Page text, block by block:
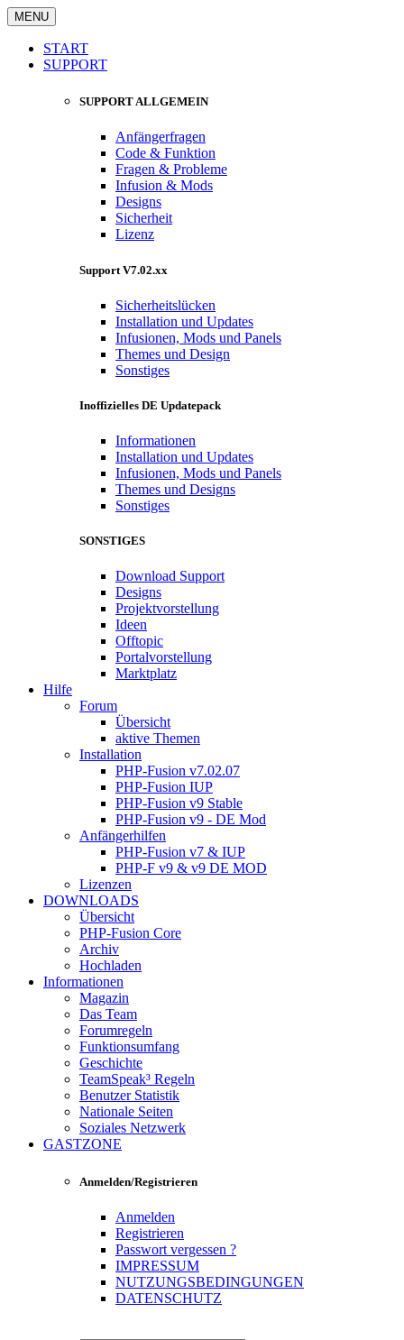
MENU
START
SUPPORT
SUPPORT ALLGEMEIN
Anfängerfragen
Code & Funktion
Fragen & Probleme
Infusion & Mods
Designs
Sicherheit
Lizenz
Support V7.02.xx
Sicherheitslücken
Installation und Updates
Infusionen, Mods und Panels
Themes und Design
Sonstiges
Inoffizielles DE Updatepack
Informationen
Installation und Updates
Infusionen, Mods und Panels
Themes und Designs
Sonstiges
SONSTIGES
Download Support
Designs
Projektvorstellung
Ideen
Offtopic
Portalvorstellung
Marktplatz
Hilfe
Forum
Übersicht
aktive Themen
Installation
PHP-Fusion v7.02.07
PHP-Fusion IUP
PHP-Fusion v9 Stable
PHP-Fusion v9 - DE Mod
Anfängerhilfen
PHP-Fusion v7 & IUP
PHP-F v9 & v9 DE MOD
Lizenzen
DOWNLOADS
Übersicht
PHP-Fusion Core
Archiv
Hochladen
Informationen
Magazin
Das Team
Forumregeln
Funktionsumfang
Geschichte
TeamSpeak³ Regeln
Benutzer Statistik
Nationale Seiten
Soziales Netzwerk
GASTZONE
Anmelden/Registrieren
Anmelden
Registrieren
Passwort vergessen ?
IMPRESSUM
NUTZUNGSBEDINGUNGEN
DATENSCHUTZ